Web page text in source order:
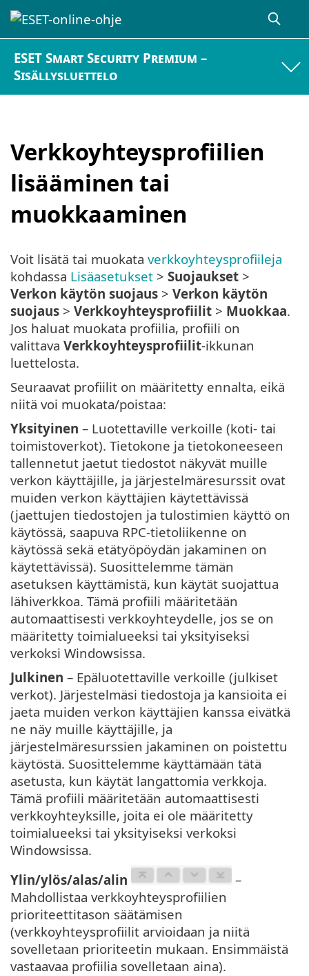
ESET Smart Security Premium –
Sisällysluettelo
Verkkoyhteysprofiilien
lisääminen tai
muokkaaminen
Voit lisätä tai muokata verkkoyhteysprofiileja
kohdassa Lisäasetukset > Suojaukset >
Verkon käytön suojaus > Verkon käytön
suojaus > Verkkoyhteysprofiilit > Muokkaa.
Jos haluat muokata profiilia, profiili on
valittava Verkkoyhteysprofiilit-ikkunan
luettelosta.
Seuraavat profiilit on määritetty ennalta, eikä
niitä voi muokata/poistaa:
Yksityinen – Luotettaville verkoille (koti- tai
toimistoverkot). Tietokone ja tietokoneeseen
tallennetut jaetut tiedostot näkyvät muille
verkon käyttäjille, ja järjestelmäresurssit ovat
muiden verkon käyttäjien käytettävissä
(jaettujen tiedostojen ja tulostimien käyttö on
käytössä, saapuva RPC-tietoliikenne on
käytössä sekä etätyöpöydän jakaminen on
käytettävissä). Suosittelemme tämän
asetuksen käyttämistä, kun käytät suojattua
lähiverkkoa. Tämä profiili määritetään
automaattisesti verkkoyhteydelle, jos se on
määritetty toimialueeksi tai yksityiseksi
verkoksi Windowsissa.
Julkinen – Epäluotettaville verkoille (julkiset
verkot). Järjestelmäsi tiedostoja ja kansioita ei
jaeta muiden verkon käyttäjien kanssa eivätkä
ne näy muille käyttäjille, ja
järjestelmäresurssien jakaminen on poistettu
käytöstä. Suosittelemme käyttämään tätä
asetusta, kun käytät langattomia verkkoja.
Tämä profiili määritetään automaattisesti
verkkoyhteyksille, joita ei ole määritetty
toimialueeksi tai yksityiseksi verkoksi
Windowsissa.
Ylin/ylös/alas/alin
–
Mahdollistaa verkkoyhteysprofiilien
prioriteettitason säätämisen
(verkkoyhteysprofiilit arvioidaan ja niitä
sovelletaan prioriteetin mukaan. Ensimmäistä
vastaavaa profiilia sovelletaan aina).